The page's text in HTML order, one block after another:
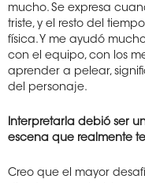
mucho. Se expresa
triste, y el resto del
física. Y me ayudó
con el equipo, con los
aprender a pelear,
del personaje.
Interpretarla debió ser
escena que realmente
Creo que el mayor